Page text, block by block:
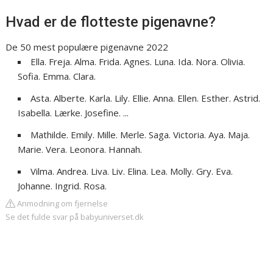
Hvad er de flotteste pigenavne?
De 50 mest populære pigenavne 2022
Ella. Freja. Alma. Frida. Agnes. Luna. Ida. Nora. Olivia.
Sofia. Emma. Clara.
Asta. Alberte. Karla. Lily. Ellie. Anna. Ellen. Esther. Astrid.
Isabella. Lærke. Josefine. ...
Mathilde. Emily. Mille. Merle. Saga. Victoria. Aya. Maja.
Marie. Vera. Leonora. Hannah.
Vilma. Andrea. Liva. Liv. Elina. Lea. Molly. Gry. Eva.
Johanne. Ingrid. Rosa.
Anmodning om fjernelse
Se det fulde svar på babyuniverset.dk